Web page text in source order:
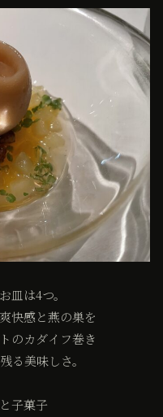
皿は4つ。
快感と燕の巣を
のカダイフ巻き
る美味しさ。
子菓子